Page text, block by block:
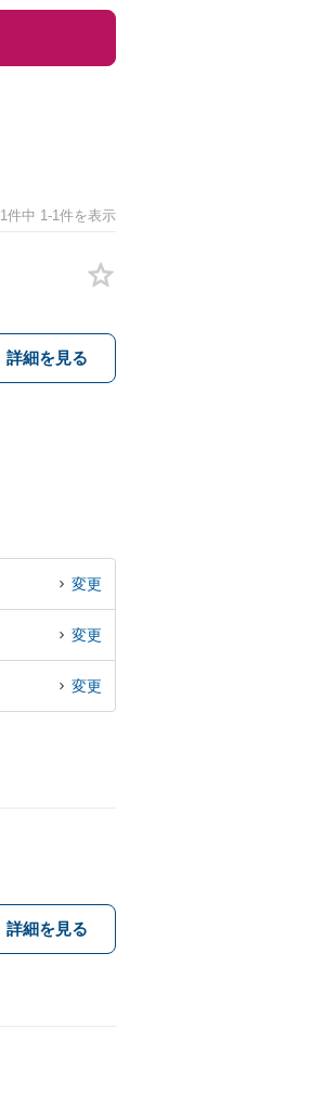
1件中 1-1件を表示
詳細を見る
変更
変更
変更
詳細を見る